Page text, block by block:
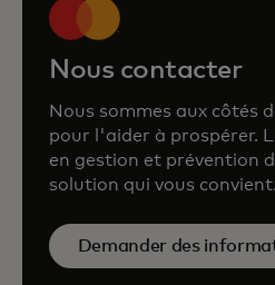
Nous contacter
Nous sommes aux côtés
pour l'aider à prospérer.
en gestion et prévention
solution qui vous convient.
Demander des